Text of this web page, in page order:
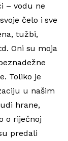
– vodu ne
čelo i sve
tužbi,
Oni su moja
Toliko je
u našim
hrane,
o riječnoj
predali